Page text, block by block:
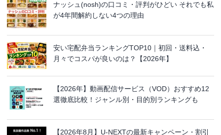
ナッシュ(nosh)の口コミ・評判がひどい それでも私
が4年間解約しない4つの理由
安い宅配弁当ランキングTOP10｜初回・送料込・
月々でコスパが良いのは？【2026年】
【2026年】動画配信サービス（VOD）おすすめ12
選徹底比較！ジャンル別・目的別ランキングも
【2026年8月】U-NEXTの最新キャンペーン・割引